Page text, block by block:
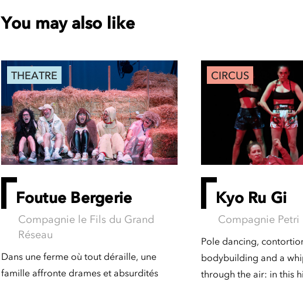
You may also like
THEATRE
Foutue Bergerie
Compagnie le Fils du Grand
Réseau
Dans une ferme où tout déraille, une
famille affronte drames et absurdités
CIRCUS
Kyo Ru Gi
Compagnie Petri
Pole dancing,
bodybuilding and a
through the air: in this